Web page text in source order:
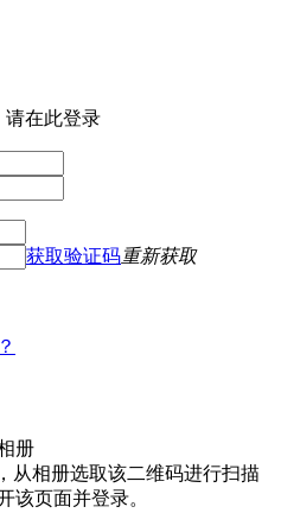
请在此登录
获取验证码重新获取
册
从相册选取该二维码进行扫描
该页面并登录。